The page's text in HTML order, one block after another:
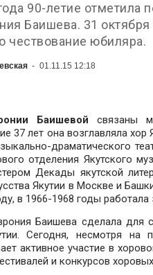
90-летие
Баишева. 31
чествование юбиляра.
- 01.11.15 12:18
Баишевой связаны
37 лет она возглавляла
драматического
отделения Якутского
Декады якутской
Якутии в Москве и
в 1966-1968 годы
Баишева сделала для
Сегодня, несмотря на
активное участие в
и конкурсов